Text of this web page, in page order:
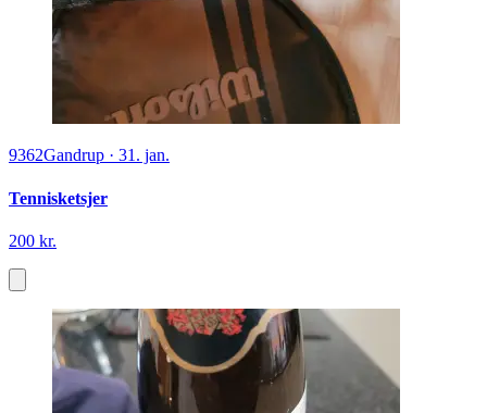
9362Gandrup · 31. jan.
Tennisketsjer
200 kr.